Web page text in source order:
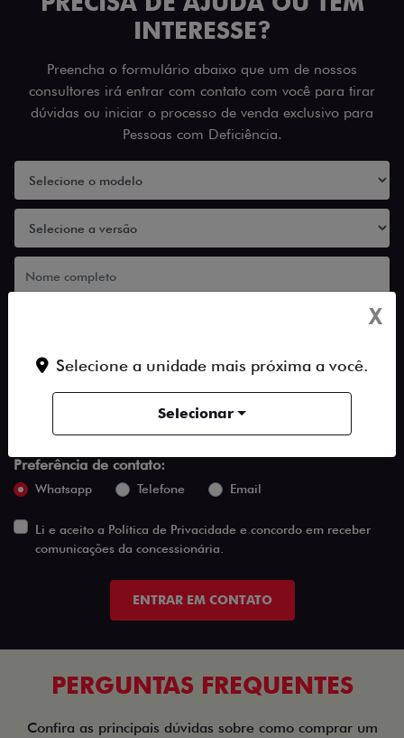
INTERESSE?
Preencha o formulário abaixo que um de nossos
consultores irá entrar com contato com você para tirar
dúvidas ou iniciar o processo de venda exclusivo para
Pessoas com Deficiência.
Preferência de contato:
Whatsapp Telefone Email
Li e aceito a Política de Privacidade e concordo em receber
comunicações da concessionária.
ENTRAR EM CONTATO
PERGUNTAS FREQUENTES
Confira as principais dúvidas sobre como comprar um
X
Selecione a unidade mais próxima a você.
Selecionar